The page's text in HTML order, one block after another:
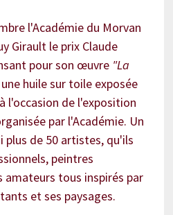
l'Académie du Morvan
Girault le prix Claude
pour son œuvre "La
huile sur toile exposée
l'occasion de l'exposition
par l'Académie. Un
plus de 50 artistes, qu'ils
peintres
tous inspirés par
et ses paysages.